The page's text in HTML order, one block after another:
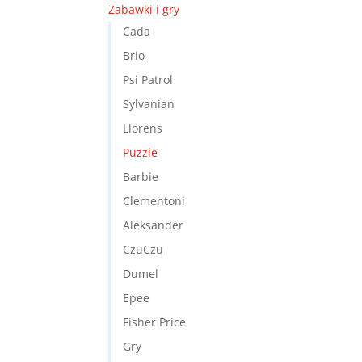
Zabawki i gry
Cada
Brio
Psi Patrol
Sylvanian
Llorens
Puzzle
Barbie
Clementoni
Aleksander
CzuCzu
Dumel
Epee
Fisher Price
Gry